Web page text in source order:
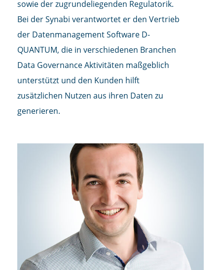
sowie der zugrundeliegenden Regulatorik.
Bei der Synabi verantwortet er den Vertrieb
der Datenmanagement Software D-
QUANTUM, die in verschiedenen Branchen
Data Governance Aktivitäten maßgeblich
unterstützt und den Kunden hilft
zusätzlichen Nutzen aus ihren Daten zu
generieren.